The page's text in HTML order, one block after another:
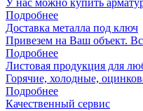
У нас можно купить
Подробнее
Доставка металла под ключ
Привезем на Ваш объект.
Подробнее
Листовая продукция для
Горячие, холодные,
Подробнее
Качественный сервис